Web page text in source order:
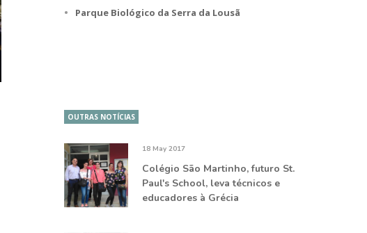
Parque Biológico da Serra da Lousã
OUTRAS NOTÍCIAS
18 May 2017
Colégio São Martinho, futuro St.
Paul's School, leva técnicos e
educadores à Grécia